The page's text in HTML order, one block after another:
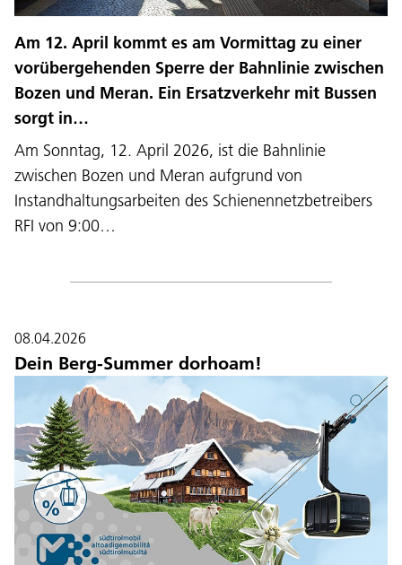
Am 12. April kommt es am Vormittag zu einer
vorübergehenden Sperre der Bahnlinie zwischen
Bozen und Meran. Ein Ersatzverkehr mit Bussen
sorgt in…
Am Sonntag, 12. April 2026, ist die Bahnlinie
zwischen Bozen und Meran aufgrund von
Instandhaltungsarbeiten des Schienennetzbetreibers
RFI von 9:00…
08.04.2026
Dein Berg-Summer dorhoam!